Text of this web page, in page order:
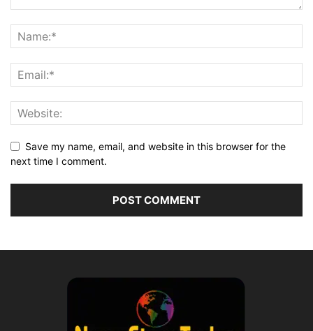
Save my name, email, and website in this browser for the
next time I comment.